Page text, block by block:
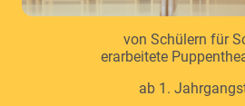
von Schülern für
erarbeitete
ab 1.